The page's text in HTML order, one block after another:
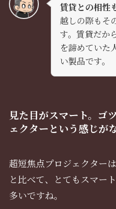
賃貸との相性
越しの際もそ
す。賃貸だか
を諦めていた
い製品です。
見た目がスマート。ゴ
ェクターという感じが
超短焦点プロジェクター
と比べて、とてもスマー
多いですね。